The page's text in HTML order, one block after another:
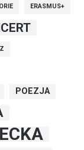
ERASMUS+
POEZJA